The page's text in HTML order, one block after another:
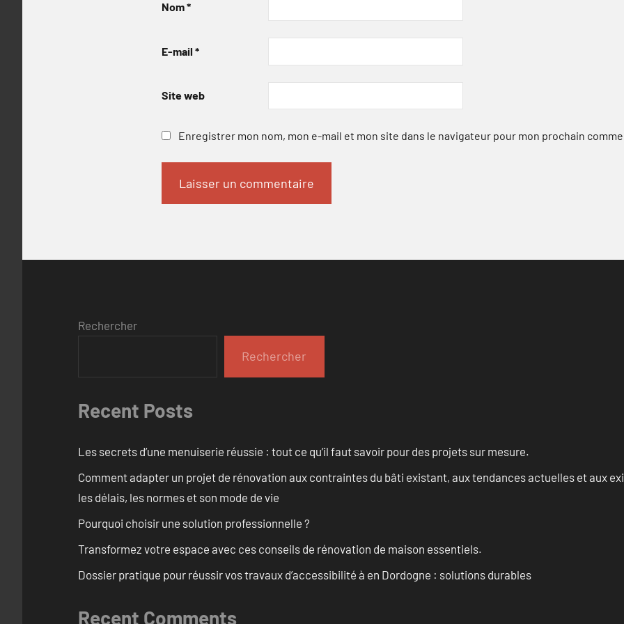
Nom*
E-mail *
Site web
Enregistrer mon nom, mon e-mail et mon site dans le navigateur pour mon prochain
Rechercher
Rechercher
Recent Posts
Les secrets d’une menuiserie réussie : tout ce qu’il faut savoir pour des projets sur mesure.
Comment adapter un projet de rénovation aux contraintes du bâti existant, aux tendances actuelles et aux
les délais, les normes et son mode de vie
Pourquoi choisir une solution professionnelle ?
Transformez votre espace avec ces conseils de rénovation de maison essentiels.
Dossier pratique pour réussir vos travaux d’accessibilité à en Dordogne : solutions durables
Recent Comments